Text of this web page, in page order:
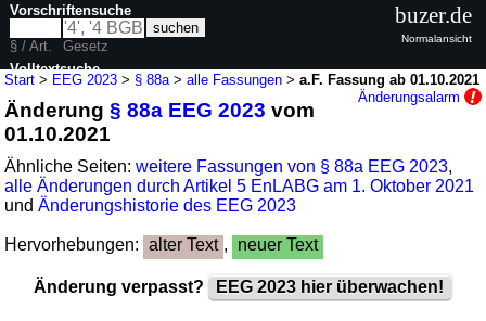
Start > EEG 2023 > § 88a >alle Fassungen >a.F. Fassung ab 01.10.2021
Änderungsalarm
Änderung§ 88a EEG 2023 vom
01.10.2021
Ähnliche Seiten:weitere Fassungen von § 88a EEG 2023,
alle Änderungen durch Artikel 5 EnLABG am 1. Oktober 2021
undÄnderungshistorie des EEG 2023
Hervorhebungen: alter Text , neuer Text
Änderung verpasst? EEG 2023 hier überwachen!
Vorschriftensuche
§ / Art.
Gesetz
Volltextsuche
nur in EEG 2023
buzer.de
Normalansicht